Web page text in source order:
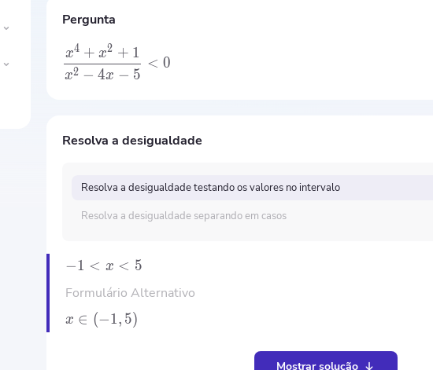
Pergunta
x2 − 4x − 5
x4 + x2 + 1
< 0
Resolva a desigualdade
Resolva a desigualdade testando os valores no intervalo
Resolva a desigualdade separando em casos
−1 < x < 5
Formulário Alternativo
x ∈ (−1, 5)
Mostrar solução